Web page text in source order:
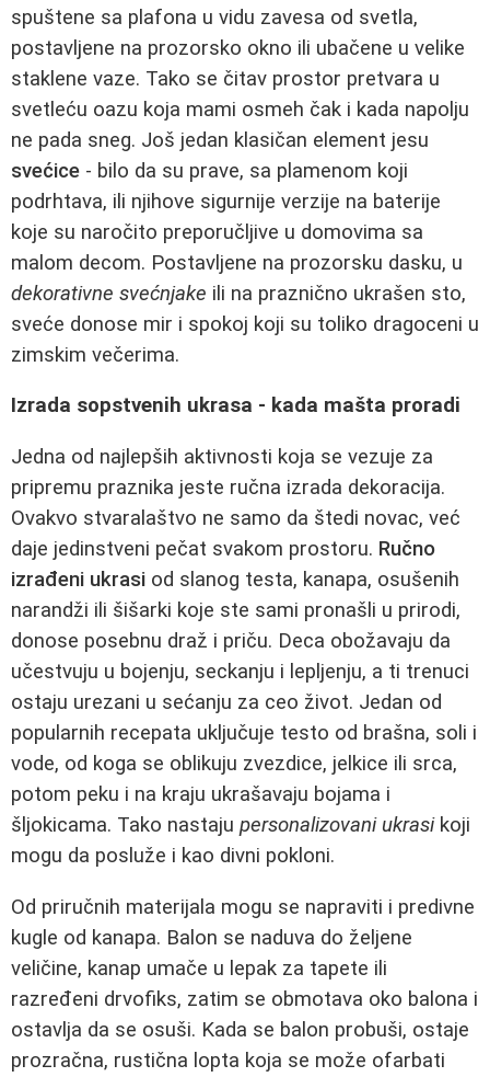
spuštene sa plafona u vidu zavesa od svetla,
postavljene na prozorsko okno ili ubačene u velike
staklene vaze. Tako se čitav prostor pretvara u
svetleću oazu koja mami osmeh čak i kada napolju
ne pada sneg. Još jedan klasičan element jesu
svećice - bilo da su prave, sa plamenom koji
podrhtava, ili njihove sigurnije verzije na baterije
koje su naročito preporučljive u domovima sa
malom decom. Postavljene na prozorsku dasku, u
dekorativne svećnjake ili na praznično ukrašen sto,
sveće donose mir i spokoj koji su toliko dragoceni u
zimskim večerima.
Izrada sopstvenih ukrasa - kada mašta proradi
Jedna od najlepših aktivnosti koja se vezuje za
pripremu praznika jeste ručna izrada dekoracija.
Ovakvo stvaralaštvo ne samo da štedi novac, već
daje jedinstveni pečat svakom prostoru. Ručno
izrađeni ukrasi od slanog testa, kanapa, osušenih
narandži ili šišarki koje ste sami pronašli u prirodi,
donose posebnu draž i priču. Deca obožavaju da
učestvuju u bojenju, seckanju i lepljenju, a ti trenuci
ostaju urezani u sećanju za ceo život. Jedan od
popularnih recepata uključuje testo od brašna, soli i
vode, od koga se oblikuju zvezdice, jelkice ili srca,
potom peku i na kraju ukrašavaju bojama i
šljokicama. Tako nastaju personalizovani ukrasikoji
mogu da posluže i kao divni pokloni.
Od priručnih materijala mogu se napraviti i predivne
kugle od kanapa. Balon se naduva do željene
veličine, kanap umače u lepak za tapete ili
razređeni drvofiks, zatim se obmotava oko balona i
ostavlja da se osuši. Kada se balon probuši, ostaje
prozračna, rustična lopta koja se može ofarbati